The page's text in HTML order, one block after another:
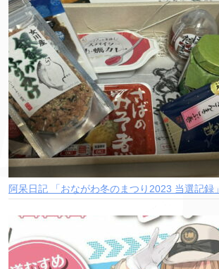
阿呆日記 「おながわ冬のまつり2023 当選記録」